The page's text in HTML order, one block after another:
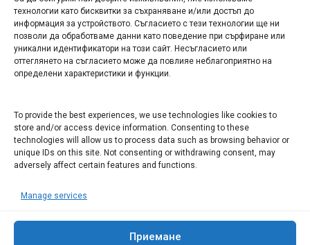
технологии като бисквитки за съхраняване и/или достъп до
информация за устройството. Съгласието с тези технологии ще ни
позволи да обработваме данни като поведение при сърфиране или
уникални идентификатори на този сайт. Несъгласието или
оттеглянето на съгласието може да повлияе неблагоприятно на
определени характеристики и функции.
To provide the best experiences, we use technologies like cookies to
store and/or access device information. Consenting to these
technologies will allow us to process data such as browsing behavior or
unique IDs on this site. Not consenting or withdrawing consent, may
adversely affect certain features and functions.
Manage services
Приемане
Арт галерия "Мостове" – магазин за изкуство
СЕВЕРОЗАПАДА ИНФОРМАЦИОНЕН БИЗНЕС
ТУРИСТИЧЕСКИ КЛЪСТЕР
ИНСТИТУЦИИ В ЛОВЕЧ
Административен съд Ловеч
Областна администрация Ловеч
ОДМВР Ловеч
Окръжен съд Ловеч